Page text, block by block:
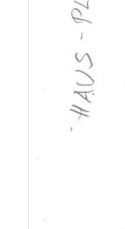
Gesundheit
Apotheke <500m
Klinik <7.500m
Kinder & Schulen
Schule <1.000m
Kindergarten <1.500m
Einkaufszentrum <9.500m
Post <500m